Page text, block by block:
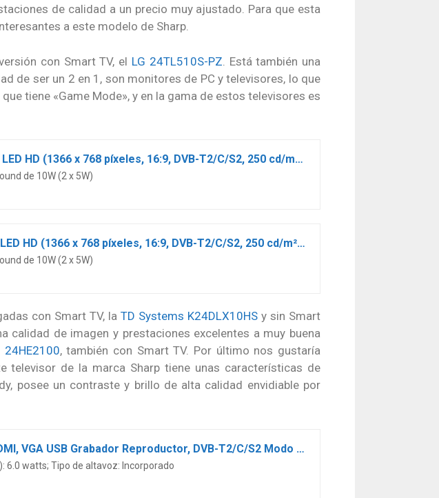
de calidad a un precio muy ajustado. Para que esta
a este modelo de Sharp.
con Smart TV, el LG 24TL510S-PZ . Está también una
de ser un 2 en 1, son monitores de PC y televisores, lo que
tiene «Game Mode», y en la gama de estos televisores es
LG 24TL510V-WZ – Monitor TV de 61 cm (24″) con pantalla LED HD (1366 x 768 píxeles, 16:9, DVB-T2/C/S2, 250 cd/m², 5ms, 5M:1, 10W, 1xHDMI 1.3, 1xUSB 2.0) Color Blanco
de 10W (2 x 5W)
LG 24TL510V-PZ – Monitor TV de 61 cm (24″) con pantalla LED HD (1366 x 768 píxeles, 16:9, DVB-T2/C/S2, 250 cd/m², 5ms, 5M:1, 10W, 1xHDMI 1.3, 1xUSB 2.0) Color Negro
de 10W (2 x 5W)
con Smart TV, la TD Systems K24DLX10HS y sin Smart
calidad de imagen y prestaciones excelentes a muy buena
24HE2100, también con Smart TV. Por último nos gustaría
televisor de la marca Sharp tiene unas características de
posee un contraste y brillo de alta calidad envidiable por
TD Systems K24DLX10H – Televisores 24 Pulgadas HD, HDMI, VGA USB Grabador Reproductor, DVB-T2/C/S2 Modo Hotel. Televisiones, Negro
6.0 watts; Tipo de altavoz: Incorporado